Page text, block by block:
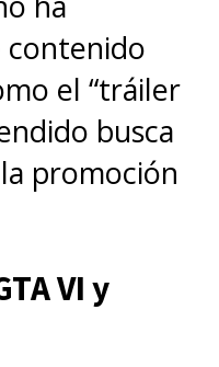
cuarta
disponible
el
contenido
el “tráiler
busca
promoción
VI y